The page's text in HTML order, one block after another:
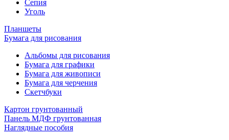
Сепия
Уголь
Планшеты
Бумага для рисования
Альбомы для рисования
Бумага для графики
Бумага для живописи
Бумага для черчения
Скетчбуки
Картон грунтованный
Панель МДФ грунтованная
Наглядные пособия